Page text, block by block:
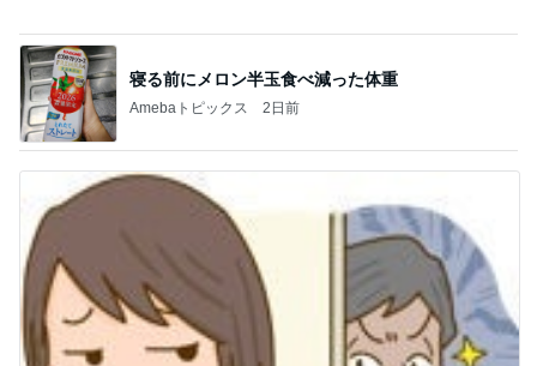
寝る前にメロン半玉食べ減った体重
Amebaトピックス 2日前